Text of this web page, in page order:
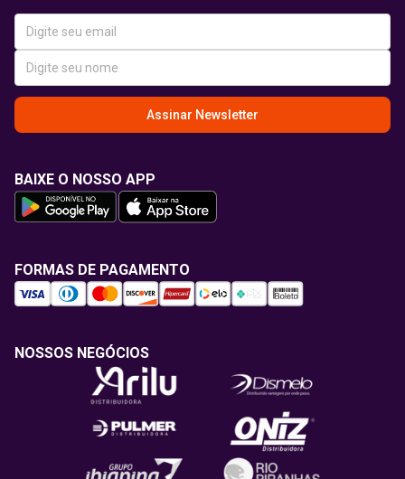
Assinar Newsletter
BAIXE O NOSSO APP
FORMAS DE PAGAMENTO
NOSSOS NEGÓCIOS